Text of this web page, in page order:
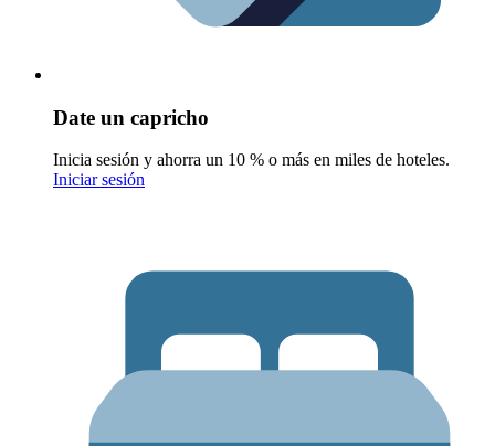
Date un capricho
Inicia sesión y ahorra un 10 % o más en miles de hoteles.
Iniciar sesión